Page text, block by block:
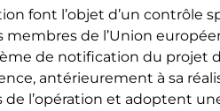
font l’objet d’un contrôle
de l’Union
de notification du projet
antérieurement à sa
l’opération et adoptent